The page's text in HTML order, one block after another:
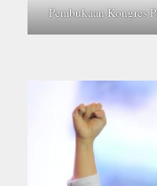
Pembukaan Kongres